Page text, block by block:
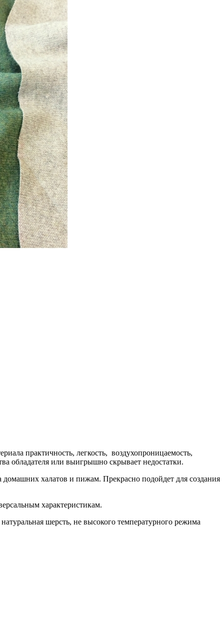
практичность, легкость, воздухопроницаемость,
обладателя или выигрышно скрывает недостатки.
халатов и пижам. Прекрасно подойдет для создания
характеристикам.
шерсть, не высокого температурного режима